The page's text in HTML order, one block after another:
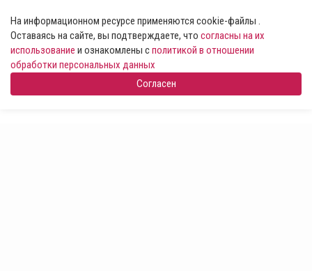
На информационном ресурсе применяются cookie-файлы .
Оставаясь на сайте, вы подтверждаете, что согласны на их
использование и ознакомлены сполитикой в отношении
обработки персональных данных
Согласен